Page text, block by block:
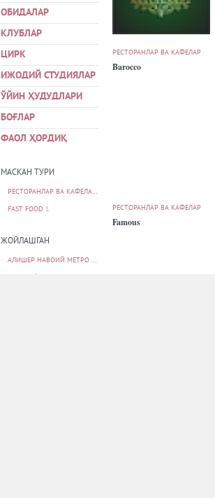
ОБИДАЛАР
КЛУБЛАР
ЦИРК
ИЖОДИЙ СТУДИЯЛАР
ЎЙИН ҲУДУДЛАРИ
БОҒЛАР
ФАОЛ ҲОРДИҚ
МАСКАН ТУРИ
РЕСТОРАНЛАР ВА КАФЕЛАР
FAST FOOD 1
ЖОЙЛАШГАН
АЛИШЕР НАВОИЙ МЕТРО БЕКАТИ
РЕСТОРАНЛАР ВА КАФЕЛАР
Barocco
РЕСТОРАНЛАР ВА КАФЕЛАР
Famous